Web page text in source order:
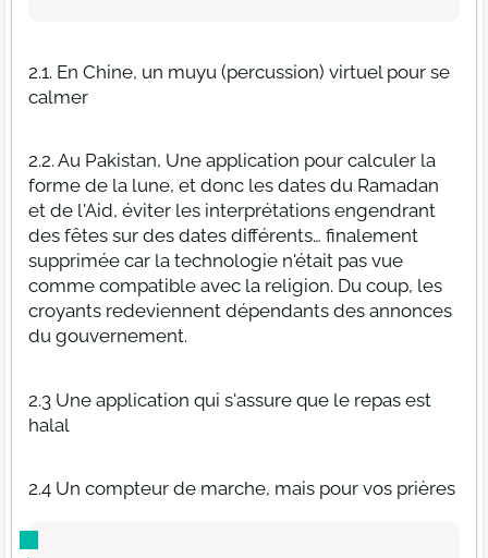
2.1. En Chine, un muyu (percussion) virtuel pour se
calmer
2.2. Au Pakistan, Une application pour calculer la
forme de la lune, et donc les dates du Ramadan
et de l'Aid, éviter les interprétations engendrant
des fêtes sur des dates différents… finalement
supprimée car la technologie n'était pas vue
comme compatible avec la religion. Du coup, les
croyants redeviennent dépendants des annonces
du gouvernement.
2.3 Une application qui s'assure que le repas est
halal
2.4 Un compteur de marche, mais pour vos prières